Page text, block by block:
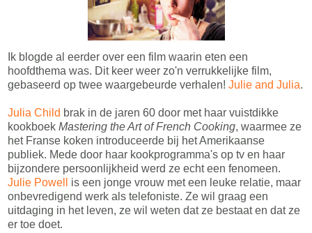
Ik blogde al eerder over een film waarin eten een
hoofdthema was. Dit keer weer zo'n verrukkelijke film,
gebaseerd op twee waargebeurde verhalen! Julie and Julia.
Julia Child brak in de jaren 60 door met haar vuistdikke
kookboek Mastering the Art of French Cooking, waarmee ze
het Franse koken introduceerde bij het Amerikaanse
publiek. Mede door haar kookprogramma's op tv en haar
bijzondere persoonlijkheid werd ze echt een fenomeen.
Julie Powell
is een jonge vrouw met een leuke relatie, maar
onbevredigend werk als telefoniste. Ze wil graag een
uitdaging in het leven, ze wil weten dat ze bestaat en dat ze
er toe doet.